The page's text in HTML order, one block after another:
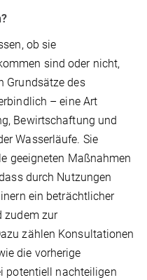
ob sie
sind oder nicht,
Grundsätze des
– eine Art
Bewirtschaftung und
Wasserläufe. Sie
geeigneten Maßnahmen
durch Nutzungen
ein beträchtlicher
zudem zur
zählen Konsultationen
die vorherige
potentiell nachteiligen